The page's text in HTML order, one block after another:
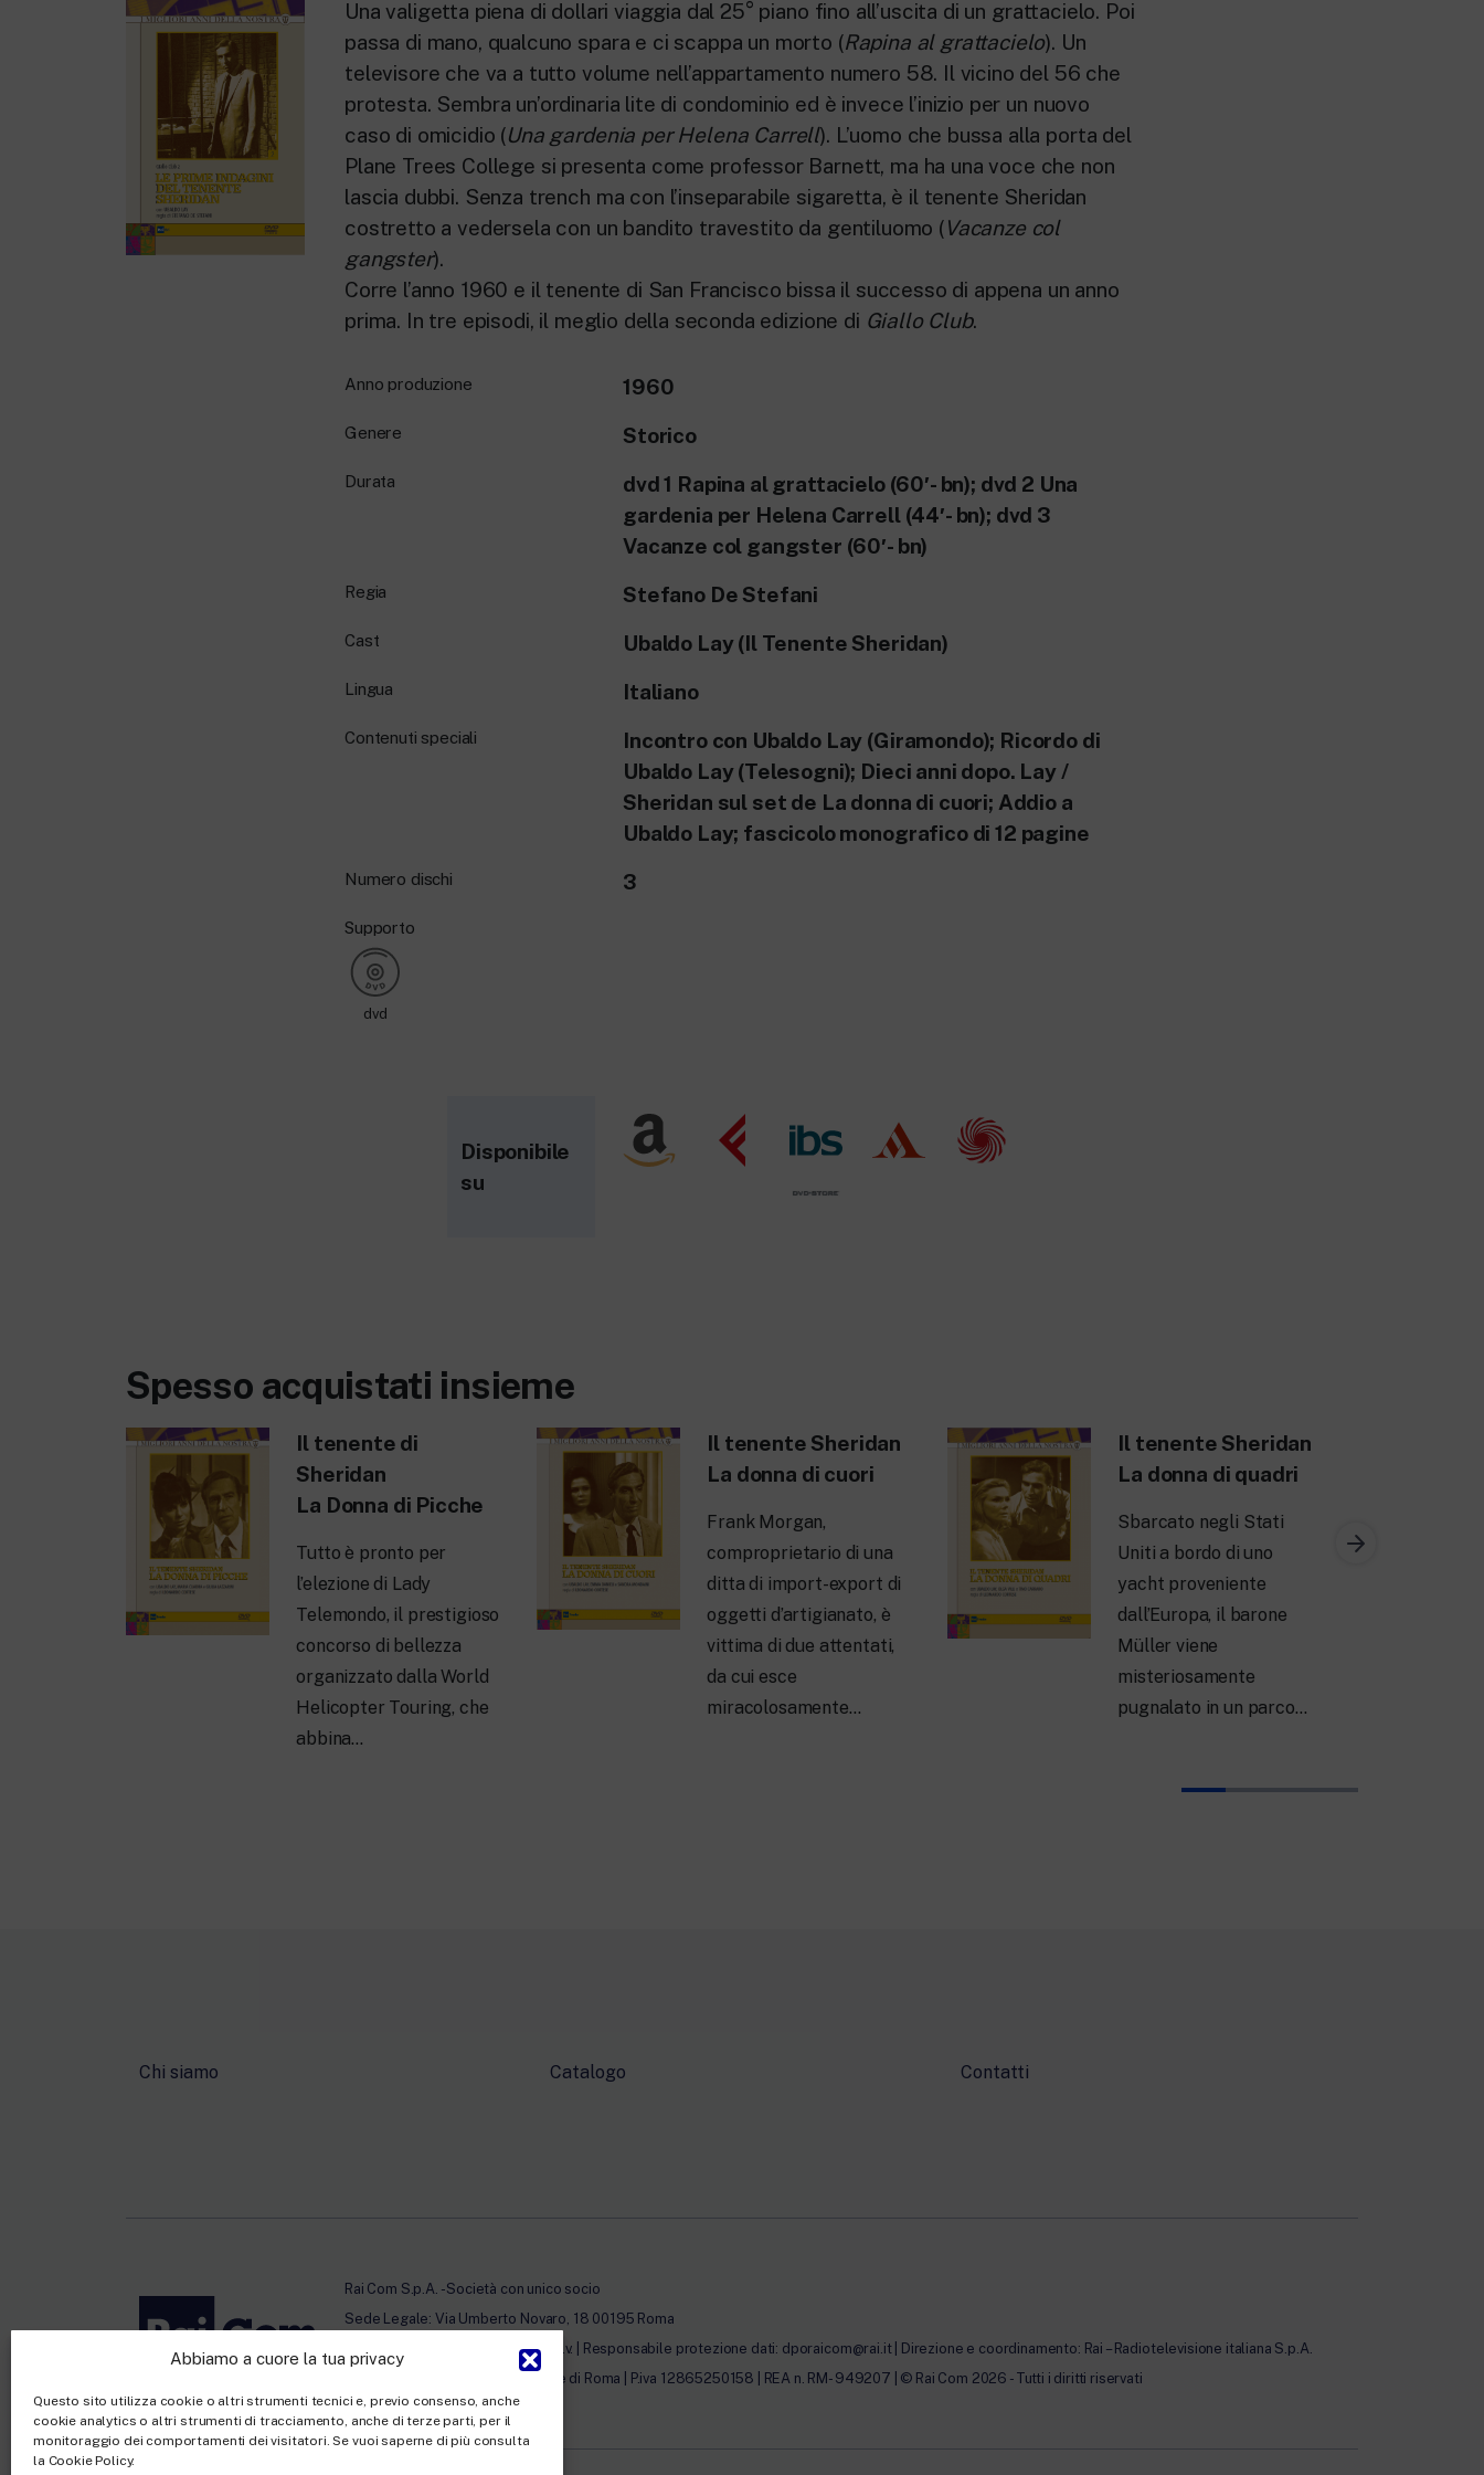
Abbiamo a cuore la tua privacy
Questo sito utilizza cookie o altri strumenti tecnici e, previo consenso, anche
cookie analytics o altri strumenti di tracciamento, anche di terze parti, per il
monitoraggio dei comportamenti dei visitatori. Se vuoi saperne di più consulta
la Cookie Policy.
Una valigetta piena di dollari viaggia dal 25° piano fino all’uscita di un grattacielo. Poi
passa di mano, qualcuno spara e ci scappa un morto (Rapina al grattacielo). Un
televisore che va a tutto volume nell’appartamento numero 58. Il vicino del 56 che
protesta. Sembra un’ordinaria lite di condominio ed è invece l’inizio per un nuovo
caso di omicidio (Una gardenia per Helena Carrell). L’uomo che bussa alla porta del
Plane Trees College si presenta come professor Barnett, ma ha una voce che non
lascia dubbi. Senza trench ma con l’inseparabile sigaretta, è il tenente Sheridan
costretto a vedersela con un bandito travestito da gentiluomo (Vacanze col
gangster).
Corre l’anno 1960 e il tenente di San Francisco bissa il successo di appena un anno
prima. In tre episodi, il meglio della seconda edizione di Giallo Club.
Anno produzione 1960
Genere Storico
Durata
dvd 1 Rapina al grattacielo (60′- bn); dvd 2 Una
gardenia per Helena Carrell (44′- bn); dvd 3
Vacanze col gangster (60′- bn)
Regia Stefano De Stefani
Cast Ubaldo Lay (Il Tenente Sheridan)
Lingua Italiano
Contenuti speciali
Incontro con Ubaldo Lay (Giramondo); Ricordo di
Ubaldo Lay (Telesogni); Dieci anni dopo. Lay /
Sheridan sul set de La donna di cuori; Addio a
Ubaldo Lay; fascicolo monografico di 12 pagine
Numero dischi 3
Supporto
dvd
Disponibile
su
Spesso acquistati insieme
Il tenente di
Sheridan
La Donna di Picche
Tutto è pronto per
l’elezione di Lady
Telemondo, il prestigioso
concorso di bellezza
organizzato dalla World
Helicopter Touring, che
abbina…
Il tenente Sheridan
La donna di cuori
Frank Morgan,
comproprietario di una
ditta di import-export di
oggetti d’artigianato, è
vittima di due attentati,
da cui esce
miracolosamente…
Il tenente Sheridan
La donna di quadri
Sbarcato negli Stati
Uniti a bordo di uno
yacht proveniente
dall’Europa, il barone
Müller viene
misteriosamente
pugnalato in un parco…
Chi siamo Catalogo Contatti
Rai Com S.p.A. - Società con unico socio
Sede Legale: Via Umberto Novaro, 18 00195 Roma
Capitale sociale €10.320.000,00 i.v. | Responsabile protezione dati: dporaicom@rai.it | Direzione e coordinamento: Rai – Radiotelevisione italiana S.p.A.
Ufficio del Registro delle Imprese di Roma | P.iva 12865250158 | REA n. RM- 949207 | © Rai Com 2026 - Tutti i diritti riservati